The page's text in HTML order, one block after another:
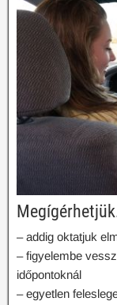
– addig oktatjuk
– figyelembe
időpontoknál
– egyetlen